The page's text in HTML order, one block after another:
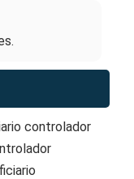
controlador